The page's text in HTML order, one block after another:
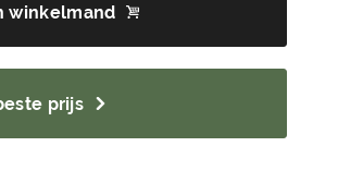
winkelmand
prijs